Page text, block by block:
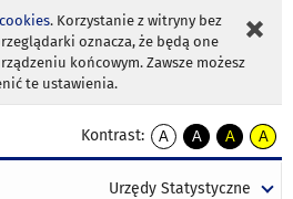
. Korzystanie z witryny bez
oznacza, że będą one
końcowym. Zawsze możesz
te ustawienia.
Kontrast:
A
kontrast
A
kontrast
tekst
A
kontrast
tekst
A
tekst
Urzędy Statystyczne